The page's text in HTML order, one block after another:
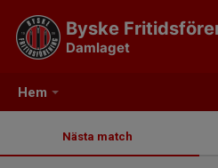
Hem
Byske
Damlaget
Nästa match